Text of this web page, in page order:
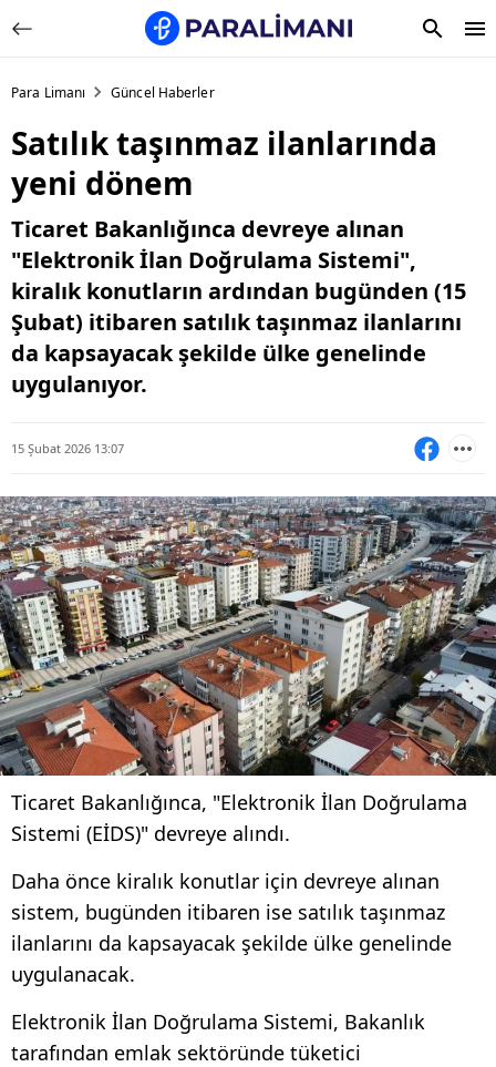
Para Limanı Güncel Haberler
Satılık taşınmaz ilanlarında
yeni dönem
Ticaret Bakanlığınca devreye alınan
"Elektronik İlan Doğrulama Sistemi",
kiralık konutların ardından bugünden (15
Şubat) itibaren satılık taşınmaz ilanlarını
da kapsayacak şekilde ülke genelinde
uygulanıyor.
15 Şubat 2026 13:07
Ticaret Bakanlığınca, "Elektronik İlan Doğrulama
Sistemi (EİDS)" devreye alındı.
Daha önce kiralık konutlar için devreye alınan
sistem, bugünden itibaren ise satılık taşınmaz
ilanlarını da kapsayacak şekilde ülke genelinde
uygulanacak.
Elektronik İlan Doğrulama Sistemi, Bakanlık
tarafından emlak sektöründe tüketici